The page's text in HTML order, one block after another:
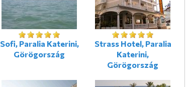
Sofi, Paralia Katerini,
Görögország
Strass Hotel, Paralia
Katerini,
Görögország